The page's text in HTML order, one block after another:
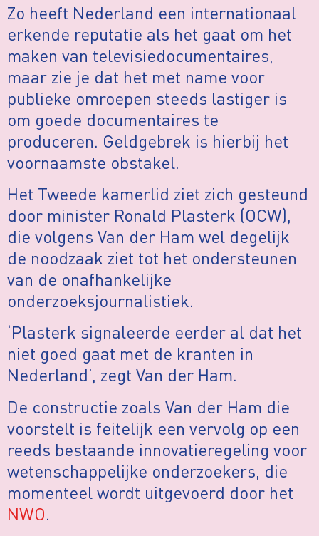
Zo heeft Nederland een internationaal
erkende reputatie als het gaat om het
maken van televisiedocumentaires,
maar zie je dat het met name voor
publieke omroepen steeds lastiger is
om goede documentaires te
produceren. Geldgebrek is hierbij het
voornaamste obstakel.
Het Tweede kamerlid ziet zich gesteund
door minister Ronald Plasterk (OCW),
die volgens Van der Ham wel degelijk
de noodzaak ziet tot het ondersteunen
van de onafhankelijke
onderzoeksjournalistiek.
‘Plasterk signaleerde eerder al dat het
niet goed gaat met de kranten in
Nederland’, zegt Van der Ham.
De constructie zoals Van der Ham die
voorstelt is feitelijk een vervolg op een
reeds bestaande innovatieregeling voor
wetenschappelijke onderzoekers, die
momenteel wordt uitgevoerd door het
NWO.